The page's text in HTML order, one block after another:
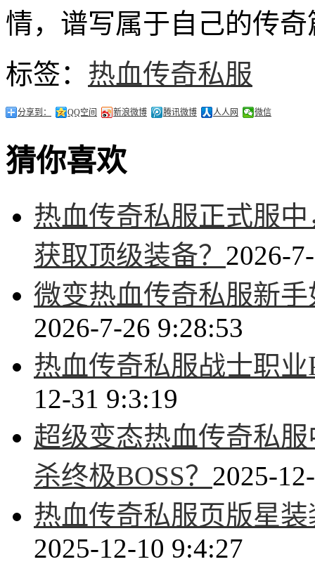
情，谱写属于自己的传奇
标签： 热血传奇私服
分享到： QQ空间 新浪微博 腾讯微博 人人网 微信
猜你喜欢
热血传奇私服正式服
获取顶级装备？ 2026-
微变热血传奇私服新
2026-7-26 9:28:53
热血传奇私服战士职
12-31 9:3:19
超级变态热血传奇私
杀终极BOSS？ 2025-
热血传奇私服页版星
2025-12-10 9:4:27